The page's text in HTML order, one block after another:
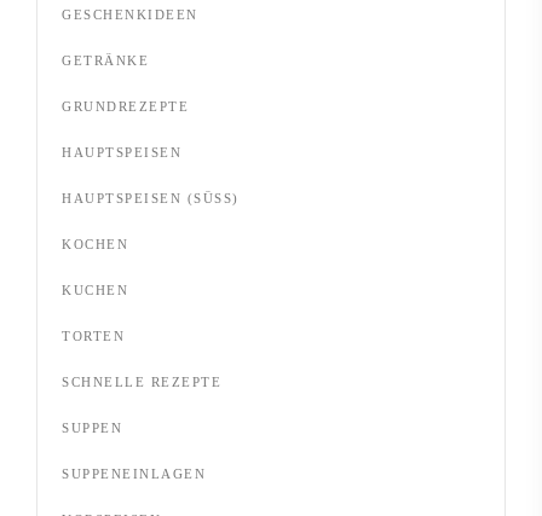
GESCHENKIDEEN
GETRÄNKE
GRUNDREZEPTE
HAUPTSPEISEN
HAUPTSPEISEN (SÜSS)
KOCHEN
KUCHEN
TORTEN
SCHNELLE REZEPTE
SUPPEN
SUPPENEINLAGEN